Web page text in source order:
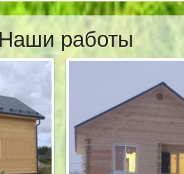
работы